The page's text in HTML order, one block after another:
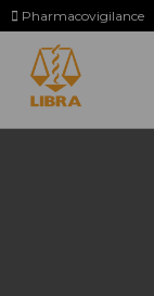
Pharmacovigilance